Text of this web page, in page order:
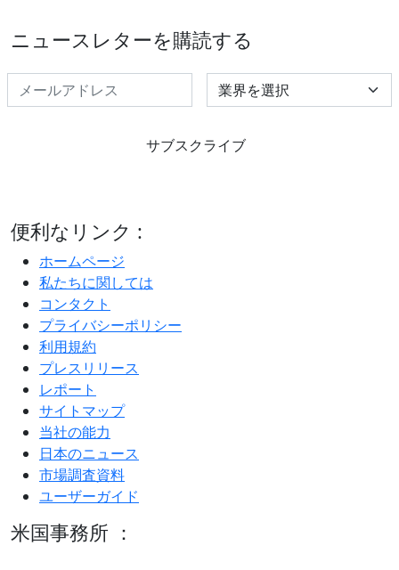
ニュースレターを購読する
Select Industry
サブスクライブ
便利なリンク :
ホームページ
私たちに関しては
コンタクト
プライバシーポリシー
利用規約
プレスリリース
レポート
サイトマップ
当社の能力
日本のニュース
市場調査資料
ユーザーガイド
米国事務所 ：